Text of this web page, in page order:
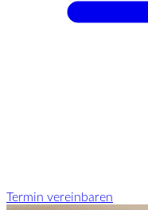
Termin vereinbaren